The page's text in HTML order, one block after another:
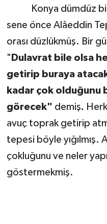
Konya dümdüz bir
sene önce Alâeddin
orası düzlükmüş. Bir
" Dulavrat bile olsa
getirip buraya
kadar çok olduğunu
görecek" demiş.
avuç toprak getirip
tepesi böyle yığılmış.
çokluğunu ve neler
göstermekmiş.